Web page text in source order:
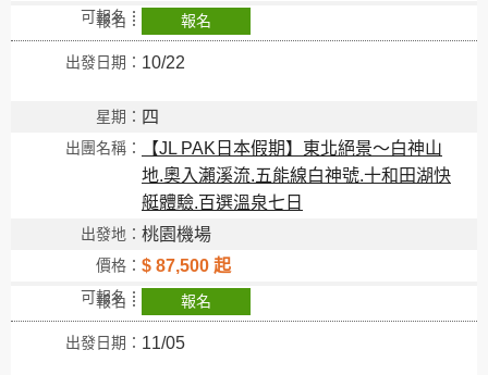
報名
10/22
四
【JL PAK日本假期】東北絕景～白神山
地.奧入瀨溪流.五能線白神號.十和田湖快
艇體驗.百選溫泉七日
桃園機場
$ 87,500 起
報名
11/05